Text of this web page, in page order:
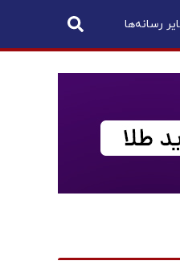
رسانه‌ها